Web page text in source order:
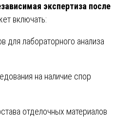
экспертиза после
включать:
для лабораторного анализа
на наличие спор
отделочных материалов